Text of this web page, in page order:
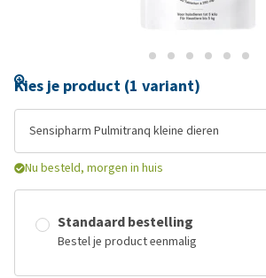
Kies je product (1 variant)
Sensipharm Pulmitranq kleine dieren
Nu besteld, morgen in huis
Standaard bestelling
Bestel je product eenmalig